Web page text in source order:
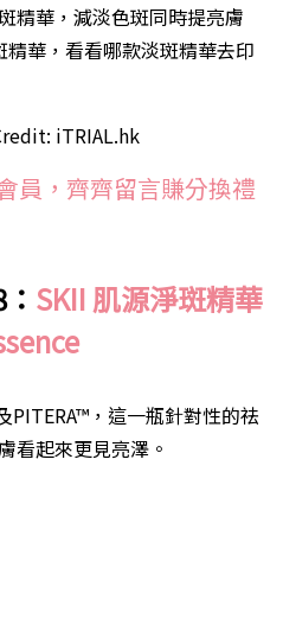
精華，減淡色斑同時提亮膚
華，看看哪款淡斑精華去印
iTRIAL.hk
員，齊齊留言賺分換禮
SKII 肌源淨斑精華
，這一瓶針對性的祛
看起來更見亮澤。